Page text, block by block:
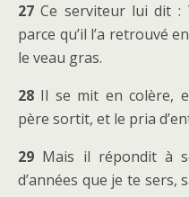
27Ce serviteur lui dit
parce qu’il l’a retrouvé
le veau gras.
28 Il se mit en colère,
père sortit, et le pria
29 Mais il répondit à
d’années que je te sers,